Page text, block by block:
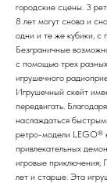
городские сцены. 3
8 лет могут снова и
одни и те же кубики,
Безграничные
с помощью трех
игрушечного
Игрушечный скейт
передвигать.
наслаждаться
ретро-модели LEGO®
привлекательных
игровые приключения;
лет и старше. Эта